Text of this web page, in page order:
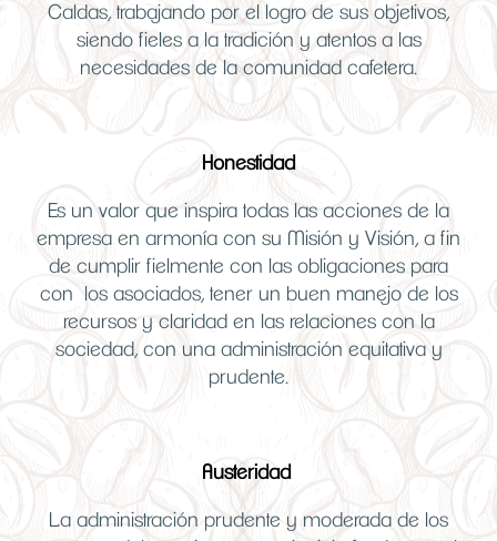
Caldas, trabajando por el logro de sus objetivos,
siendo fieles a la tradición y atentos a las
necesidades de la comunidad cafetera.
Honestidad
Es un valor que inspira todas las acciones de la
empresa en armonía con su Misión y Visión, a fin
de cumplir fielmente con las obligaciones para
con los asociados, tener un buen manejo de los
recursos y claridad en las relaciones con la
sociedad, con una administración equitativa y
prudente.
Austeridad
La administración prudente y moderada de los